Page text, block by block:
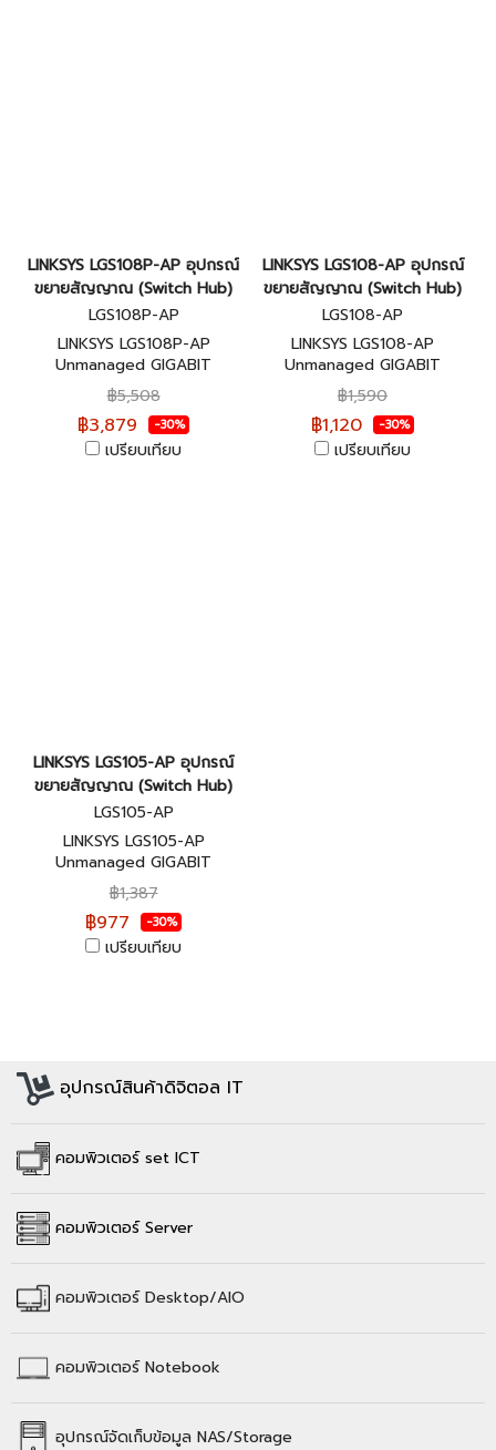
LINKSYS LGS108P-AP อุปกรณ์
ขยายสัญญาณ (Switch Hub)
LGS108P-AP
LINKSYS LGS108P-AP
Unmanaged GIGABIT
SWITCH 8-port, POE รับ
ประกันศูนย์ไทยตลอดการใช้งาน
฿5,508
฿3,879 -30%
เปรียบเทียบ
LINKSYS LGS108-AP อุปกรณ์
ขยายสัญญาณ (Switch Hub)
LGS108-AP
LINKSYS LGS108-AP
Unmanaged GIGABIT
SWITCH 5-port รับประกันศูนย์
ไทยตลอดการใช้งาน
฿1,590
฿1,120 -30%
เปรียบเทียบ
LINKSYS LGS105-AP อุปกรณ์
ขยายสัญญาณ (Switch Hub)
LGS105-AP
LINKSYS LGS105-AP
Unmanaged GIGABIT
SWITCH 5-port รับประกันศูนย์
ไทย 3 ปี
฿1,387
฿977 -30%
เปรียบเทียบ
อุปกรณ์สินค้าดิจิตอล IT
คอมพิวเตอร์ set ICT
คอมพิวเตอร์ Server
คอมพิวเตอร์Desktop/AIO
คอมพิวเตอร์Notebook
อุปกรณ์จัดเก็บข้อมูล NAS/Storage